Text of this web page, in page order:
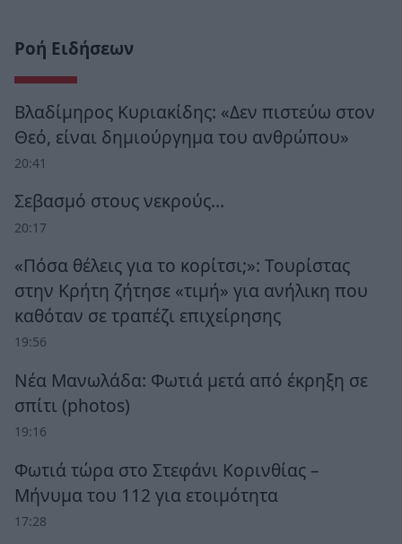
Ροή Ειδήσεων
Βλαδίμηρος Κυριακίδης: «Δεν πιστεύω στον
Θεό, είναι δημιούργημα του ανθρώπου»
20:41
Σεβασμό στους νεκρούς…
20:17
«Πόσα θέλεις για το κορίτσι;»: Τουρίστας
στην Κρήτη ζήτησε «τιμή» για ανήλικη που
καθόταν σε τραπέζι επιχείρησης
19:56
Νέα Μανωλάδα: Φωτιά μετά από έκρηξη σε
σπίτι (photos)
19:16
Φωτιά τώρα στο Στεφάνι Κορινθίας –
Μήνυμα του 112 για ετοιμότητα
17:28